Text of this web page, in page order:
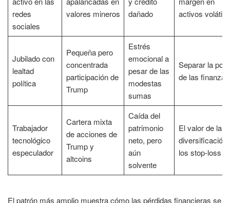
redes
sociales
valores mineros
dañado
activos
Jubilado con
lealtad
política
Pequeña pero
concentrada
participación de
Trump
Estrés
emocional a
pesar de las
modestas
sumas
Separar la
de las finanzas
Trabajador
tecnológico
especulador
Cartera mixta
de acciones de
Trump y
altcoins
Caída del
patrimonio
neto, pero
aún
solvente
El valor de la
diversificación
los stop-loss
El patrón más amplio muestra cómo las pérdidas financieras se